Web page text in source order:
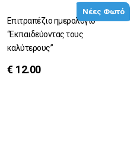
Νέες Φωτό
Επιτραπέζιο ημερολόγιο
“Εκπαιδεύοντας τους
καλύτερους”
€ 12.00